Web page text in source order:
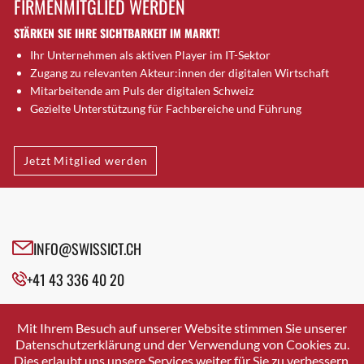
Brütten
Bubendorf
Bubikon
Buchs (SG)
Burgdorf
Bülach
Cazis
Cham
Davos Platz
Davos Platz 1
Dietikon
Dietlikon
FIRMENMITGLIED WERDEN
STÄRKEN SIE IHRE SICHTBARKEIT IM MARKT!
Ihr Unternehmen als aktiven Player im IT-Sektor
Zugang zu relevanten Akteur:innen der digitalen Wirtschaft
Mitarbeitende am Puls der digitalen Schweiz
Gezielte Unterstützung für Fachbereiche und Führung
Jetzt Mitglied werden
INFO@SWISSICT.CH
+41 43 336 40 20
SWISSICT
VULKANSTRASSE 120
8048 ZURICH
Mit Ihrem Besuch auf unserer Website stimmen Sie unserer
Datenschutzerklärung und der Verwendung von Cookies zu.
Dies erlaubt uns unsere Services weiter für Sie zu verbessern.